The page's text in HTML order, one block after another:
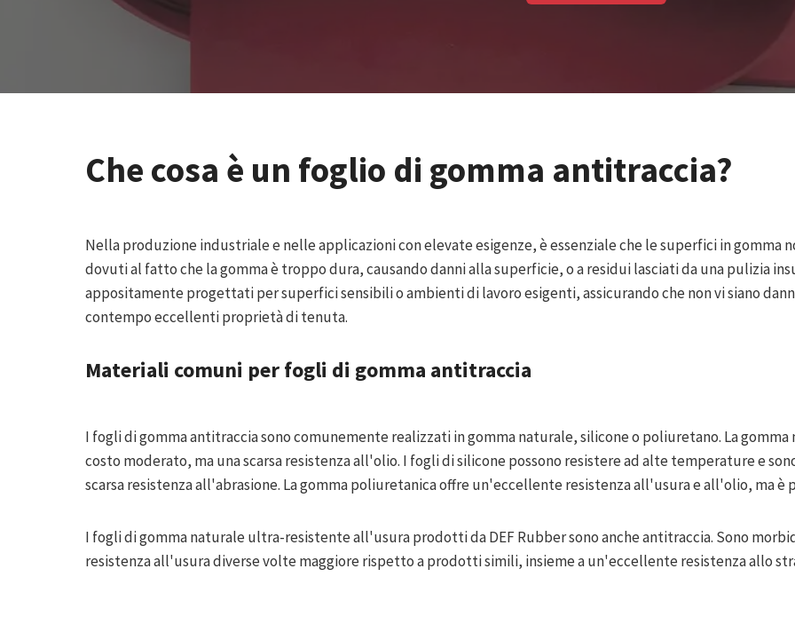
Che cosa è un foglio di gomma antitraccia?
Nella produzione industriale e nelle applicazioni con elevate esigenze, è essenziale che le superfici in gomma
dovuti al fatto che la gomma è troppo dura, causando danni alla superficie, o a residui lasciati da una pulizia
appositamente progettati per superfici sensibili o ambienti di lavoro esigenti, assicurando che non vi siano
contempo eccellenti proprietà di tenuta.
Materiali comuni per fogli di gomma antitraccia
I fogli di gomma antitraccia sono comunemente realizzati in gomma naturale, silicone o poliuretano. La
costo moderato, ma una scarsa resistenza all'olio. I fogli di silicone possono resistere ad alte temperature e
scarsa resistenza all'abrasione. La gomma poliuretanica offre un'eccellente resistenza all'usura e all'olio, ma è
I fogli di gomma naturale ultra-resistente all'usura prodotti da DEF Rubber sono anche antitraccia. Sono
resistenza all'usura diverse volte maggiore rispetto a prodotti simili, insieme a un'eccellente resistenza allo